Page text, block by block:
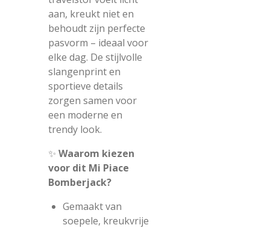
aan, kreukt niet en
behoudt zijn perfecte
pasvorm – ideaal voor
elke dag. De stijlvolle
slangenprint en
sportieve details
zorgen samen voor
een moderne en
trendy look.
✨ Waarom kiezen
voor dit Mi Piace
Bomberjack?
Gemaakt van
soepele, kreukvrije